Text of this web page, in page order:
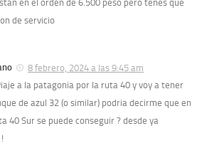
en el orden de 6.500 peso pero tenes que
de servicio
8 febrero, 2024 a las 9:45 am
a la patagonia por la ruta 40 y voy a tener
de azul 32 (o similar) podria decirme que en
40 Sur se puede conseguir ? desde ya